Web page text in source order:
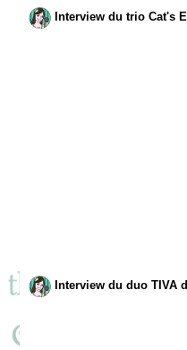
Interview du trio Cat's
Interview du duo TIVA